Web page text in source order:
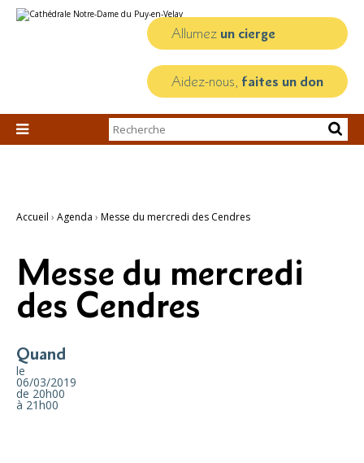
au
personnels
Allumez un cierge
Aidez-nous, faites un don

Chercher par
Recherche
Accueil › Agenda › Messe du mercredi des Cendres
Messe du mercredi
des Cendres
Quand
le
06/03/2019
de 20h00
à 21h00